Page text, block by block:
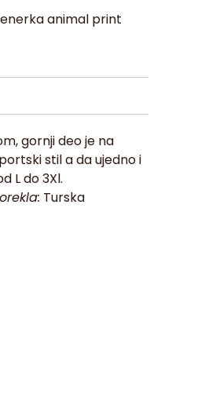
animal print
gornji deo je na
stil a da ujedno i
L do 3Xl.
Turska